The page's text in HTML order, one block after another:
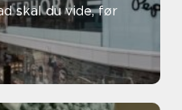
skal du vide, før